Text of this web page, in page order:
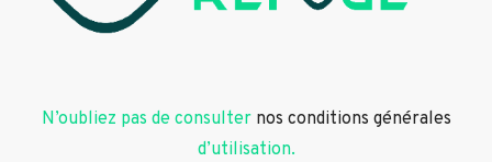
N’oubliez pas de consulter nos conditions générales
d’utilisation.